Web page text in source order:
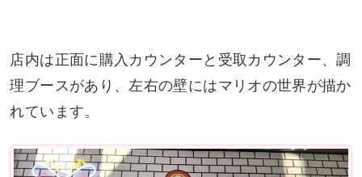
店内は正面に購入カウンターと受取カウンター、調
理ブースがあり、左右の壁にはマリオの世界が描か
れています。